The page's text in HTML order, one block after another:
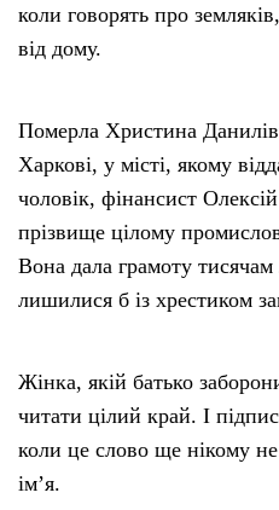
коли говорять про
від дому.
Померла Христина
Харкові, у місті, якому
чоловік, фінансист
прізвище цілому
Вона дала грамоту тисячам
лишилися б із хрестиком
Жінка, якій батько
читати цілий край. І
коли це слово ще нікому
імʼя.